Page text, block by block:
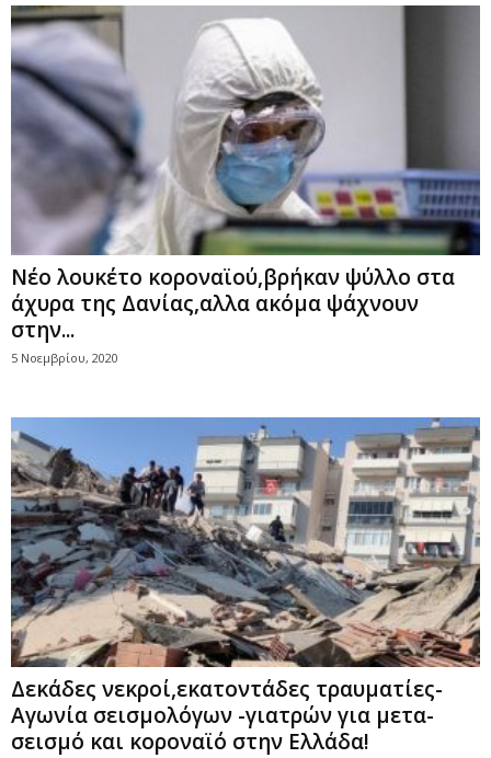
Νέο λουκέτο κοροναϊού,βρήκαν ψύλλο στα
άχυρα της Δανίας,αλλα ακόμα ψάχνουν
στην...
5 Νοεμβρίου, 2020
Δεκάδες νεκροί,εκατοντάδες τραυματίες-
Αγωνία σεισμολόγων -γιατρών για μετα-
σεισμό και κοροναϊό στην Ελλάδα!